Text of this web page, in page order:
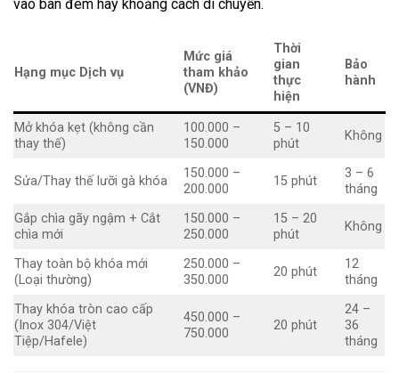
vào ban đêm hay khoảng cách di chuyển.
Hạng mục Dịch vụ
Mức giá
tham khảo
(VNĐ)
Thời
gian
thực
hiện
Bảo
hành
Mở khóa kẹt (không cần
thay thế)
100.000 –
150.000
5 – 10
phút
Không
Sửa/Thay thế lưỡi gà khóa
150.000 –
200.000
15 phút
3 – 6
tháng
Gắp chìa gãy ngậm + Cắt
chìa mới
150.000 –
250.000
15 – 20
phút
Không
Thay toàn bộ khóa mới
(Loại thường)
250.000 –
350.000
20 phút
12
tháng
Thay khóa tròn cao cấp
(Inox 304/Việt
Tiệp/Hafele)
450.000 –
750.000
20 phút
24 –
36
tháng